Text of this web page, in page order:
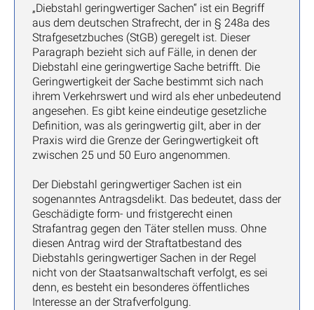
„Diebstahl geringwertiger Sachen“ ist ein Begriff
aus dem deutschen Strafrecht, der in § 248a des
Strafgesetzbuches (StGB) geregelt ist. Dieser
Paragraph bezieht sich auf Fälle, in denen der
Diebstahl eine geringwertige Sache betrifft. Die
Geringwertigkeit der Sache bestimmt sich nach
ihrem Verkehrswert und wird als eher unbedeutend
angesehen. Es gibt keine eindeutige gesetzliche
Definition, was als geringwertig gilt, aber in der
Praxis wird die Grenze der Geringwertigkeit oft
zwischen 25 und 50 Euro angenommen.
Der Diebstahl geringwertiger Sachen ist ein
sogenanntes Antragsdelikt. Das bedeutet, dass der
Geschädigte form- und fristgerecht einen
Strafantrag gegen den Täter stellen muss. Ohne
diesen Antrag wird der Straftatbestand des
Diebstahls geringwertiger Sachen in der Regel
nicht von der Staatsanwaltschaft verfolgt, es sei
denn, es besteht ein besonderes öffentliches
Interesse an der Strafverfolgung.